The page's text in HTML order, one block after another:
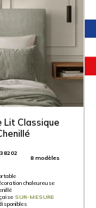
Lit Classique
38202
8 modèles
chaleureuse
SUR-MESURE